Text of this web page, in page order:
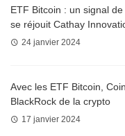
ETF Bitcoin : un signal
se réjouit Cathay
24 janvier 2024
Avec les ETF Bitcoin,
BlackRock de la crypto
17 janvier 2024